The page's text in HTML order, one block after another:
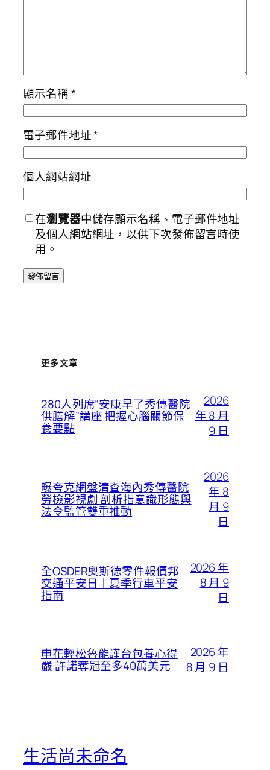
顯示名稱*
電子郵件地址*
個人網站網址
在瀏覽器中儲存顯示名稱、電子郵件地址
及個人網站網址，以供下次發佈留言時使
用。
更多文章
280人列席“安康早了秀傳醫院
供膳解”講座 把握心腦關節保
養要點
2026
年 8 月
9 日
曝夸克網盤清查海內秀傳醫院
勞檢影視劇 剖析指意識形態與
法令監管雙重推動
2026
年 8
月 9
日
全OSDER奧斯德零件報價邦
交通平安日丨夏季行車平安
指南
2026 年
8 月 9
日
申花輕松魯能謹台包養心得
嚴 許諾奪冠至多40萬美元
2026 年
8 月 9 日
生活尚未命名